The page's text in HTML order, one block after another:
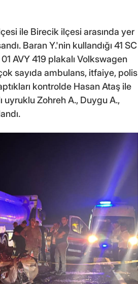
ile Birecik ilçesi arasında yer
Baran Y.'nin kullandığı 41 SC
AVY 419 plakalı Volkswagen
sayıda ambulans, itfaiye, polis
kontrolde Hasan Ataş ile
uyruklu Zohreh A., Duygu A.,